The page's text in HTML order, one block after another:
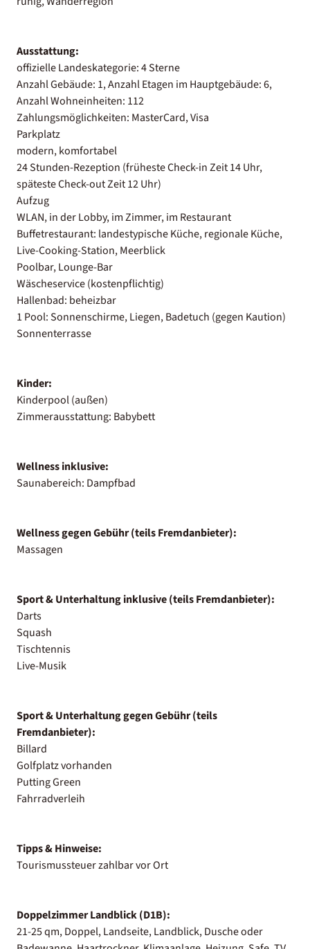
Ausstattung:
offizielle Landeskategorie: 4 Sterne
Anzahl Gebäude: 1, Anzahl Etagen im Hauptgebäude: 6,
Anzahl Wohneinheiten: 112
Zahlungsmöglichkeiten: MasterCard, Visa
Parkplatz
modern, komfortabel
24 Stunden-Rezeption (früheste Check-in Zeit 14 Uhr,
späteste Check-out Zeit 12 Uhr)
Aufzug
WLAN, in der Lobby, im Zimmer, im Restaurant
Buffetrestaurant: landestypische Küche, regionale Küche,
Live-Cooking-Station, Meerblick
Poolbar, Lounge-Bar
Wäscheservice (kostenpflichtig)
Hallenbad: beheizbar
1 Pool: Sonnenschirme, Liegen, Badetuch (gegen Kaution)
Sonnenterrasse
Kinder:
Kinderpool (außen)
Zimmerausstattung: Babybett
Wellness inklusive:
Saunabereich: Dampfbad
Wellness gegen Gebühr (teils Fremdanbieter):
Massagen
Sport & Unterhaltung inklusive (teils Fremdanbieter):
Darts
Squash
Tischtennis
Live-Musik
Sport & Unterhaltung gegen Gebühr (teils
Fremdanbieter):
Billard
Golfplatz vorhanden
Putting Green
Fahrradverleih
Tipps & Hinweise:
Tourismussteuer zahlbar vor Ort
Doppelzimmer Landblick (D1B):
21-25 qm, Doppel, Landseite, Landblick, Dusche oder